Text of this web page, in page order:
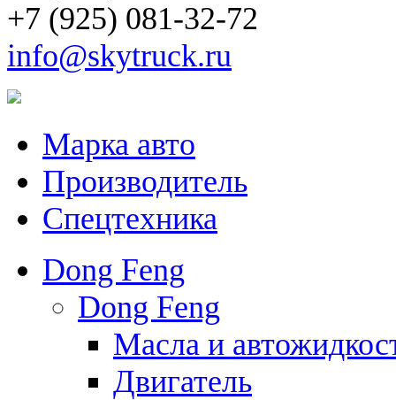
+7 (925) 081-32-72
info@skytruck.ru
Марка авто
Производитель
Спецтехника
Dong Feng
Dong Feng
Масла и
Двигатель